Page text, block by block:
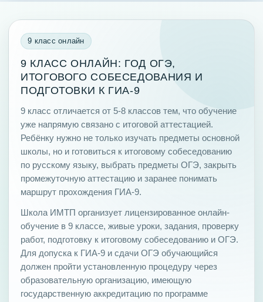
9 класс онлайн
9 КЛАСС ОНЛАЙН: ГОД ОГЭ,
ИТОГОВОГО СОБЕСЕДОВАНИЯ И
ПОДГОТОВКИ К ГИА-9
9 класс отличается от 5-8 классов тем, что обучение
уже напрямую связано с итоговой аттестацией.
Ребёнку нужно не только изучать предметы основной
школы, но и готовиться к итоговому собеседованию
по русскому языку, выбрать предметы ОГЭ, закрыть
промежуточную аттестацию и заранее понимать
маршрут прохождения ГИА-9.
Школа ИМТП организует лицензированное онлайн-
обучение в 9 классе, живые уроки, задания, проверку
работ, подготовку к итоговому собеседованию и ОГЭ.
Для допуска к ГИА-9 и сдачи ОГЭ обучающийся
должен пройти установленную процедуру через
образовательную организацию, имеющую
государственную аккредитацию по программе